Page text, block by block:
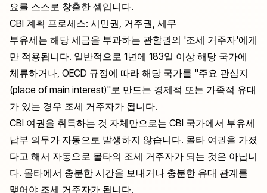
요를 스스로 창출한 셈입니다.
CBI 계획 프로세스: 시민권, 거주권, 세무
부유세는 해당 세금을 부과하는 관할권의 '조세 거주자'에게
만 적용됩니다. 일반적으로 1년에 183일 이상 해당 국가에
체류하거나, OECD 규정에 따라 해당 국가를 "주요 관심지
(place of main interest)"로 만드는 경제적 또는 가족적 유대
가 있는 경우 조세 거주자가 됩니다.
CBI 여권을 취득하는 것 자체만으로는 CBI 국가에서 부유세
납부 의무가 자동으로 발생하지 않습니다. 몰타 여권을 가졌
다고 해서 자동으로 몰타의 조세 거주자가 되는 것은 아닙니
다. 몰타에서 충분한 시간을 보내거나 충분한 유대 관계를
맺어야 조세 거주자가 됩니다.